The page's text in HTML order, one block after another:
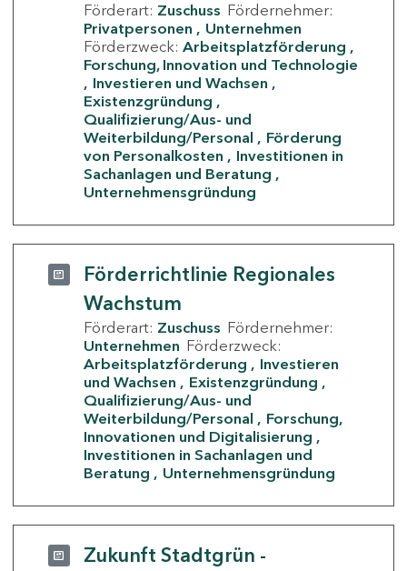
Förderart: Zuschuss Fördernehmer:
Privatpersonen
Unternehmen
Förderzweck: Arbeitsplatzförderung
Forschung, Innovation und Technologie
Investieren und Wachsen
Existenzgründung
Qualifizierung/Aus- und
Weiterbildung/Personal
Förderung
von Personalkosten
Investitionen in
Sachanlagen und Beratung
Unternehmensgründung
Förderrichtlinie Regionales
Wachstum
Förderart: Zuschuss Fördernehmer:
Unternehmen Förderzweck:
Arbeitsplatzförderung
Investieren
und Wachsen
Existenzgründung
Qualifizierung/Aus- und
Weiterbildung/Personal
Forschung,
Innovationen und Digitalisierung
Investitionen in Sachanlagen und
Beratung
Unternehmensgründung
Zukunft Stadtgrün -